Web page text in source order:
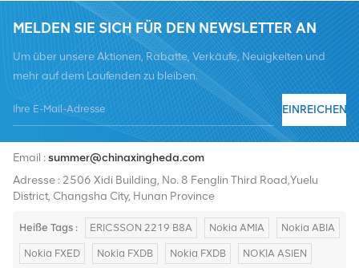
MELDEN SIE SICH FÜR DEN NEWSLETTER AN
Um über unsere Aktionen, Rabatte, Verkäufe, Neuigkeiten und
mehr auf dem Laufenden zu bleiben.
EINREICHEN
Email :summer@chinaxingheda.com
Adresse : 2506 Xidi Building, No. 8 Fenglin Third Road,Yuelu
District, Changsha City, Hunan Province
Heiße Tags : ERICSSON 2219 B8A Nokia AMIA Nokia ABIA
Nokia FXED Nokia FXDB Nokia FXDB NOKIA ASIEN